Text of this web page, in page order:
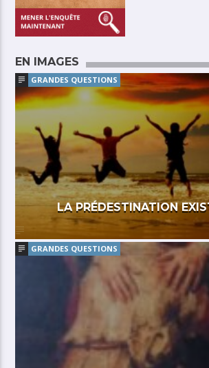
EN IMAGES
GRANDES QUESTIONS
LA PRÉDESTINATION
GRANDES QUESTIONS